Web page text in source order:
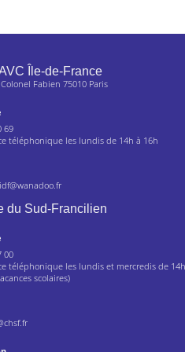
Île-de-France
Fabien 75010 Paris
69
téléphonique les lundis de 14h à 16h
du Sud-Francilien
00
téléphonique les lundis et mercredis de
scolaires)